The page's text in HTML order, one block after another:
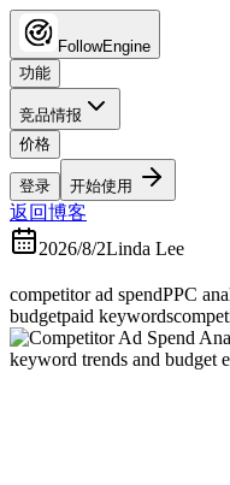
FollowEngine
功能
竞品情报
价格
登录 开始使用
返回博客
2026/8/2Linda Lee
competitor ad spendPPC
budgetpaid keywords